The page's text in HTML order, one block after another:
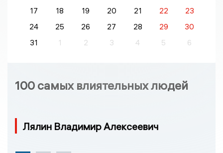
17
18 19 20 21 22
23
24
25 26 27 28 29
30
31
1 2 3 4 5 6
100 самых влиятельных людей
Лялин Владимир Алексеевич